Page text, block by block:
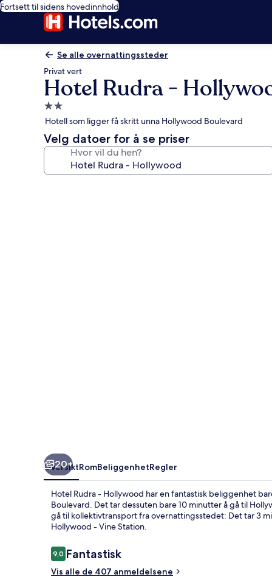
Fortsett til sidens hovedinnhold
Se alle overnattingssteder
Privat vert
Hotel Rudra -
Overnattingssted
med
2.0
stjerner
Hotell som ligger få skritt unna Hollywood Boulevard
Velg datoer for å se priser
Hvor vil du hen?
20+
OversiktRomBeliggenhetRegler
Hotel Rudra - Hollywood har en fantastisk beliggenhet
Boulevard. Det tar dessuten bare 10 minutter å gå til
gå til kollektivtransport fra overnattingsstedet: Det tar 3
Hollywood - Vine Station.
Anmeldelser
9,09,0 av 10 –
Fantastisk
Vis alle de 407 anmeldelsene